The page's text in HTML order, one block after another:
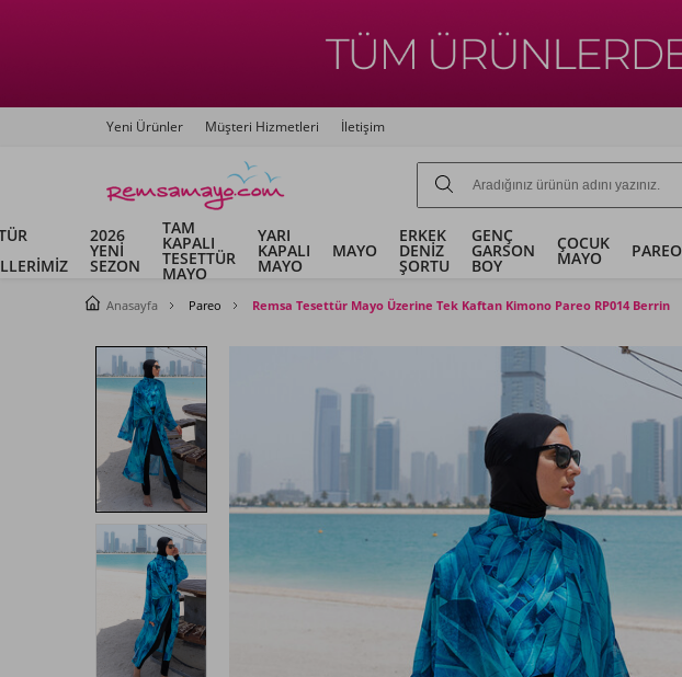
Yeni Ürünler Müşteri Hizmetleri İletişim
2026
YENİ
SEZON
TAM
KAPALI
TESETTÜR
MAYO
YARI
KAPALI
MAYO
MAYO
ERKEK
DENİZ
ŞORTU
GENÇ
GARSON
BOY
ÇOCUK
MAYO PAREO
Anasayfa Pareo Remsa Tesettür Mayo Üzerine Tek Kaftan Kimono Pareo RP014 Berrin